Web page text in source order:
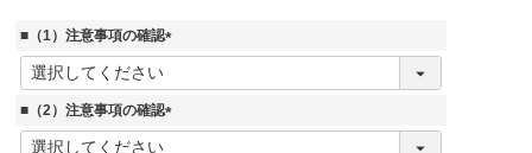
■（1）注意事項の確認
(
須
■（2）注意事項の確認
(